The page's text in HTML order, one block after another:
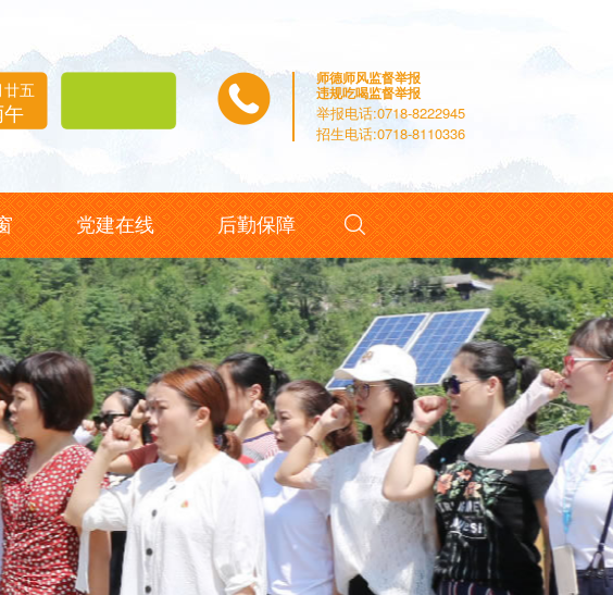
五
师德师风监督举报
违规吃喝监督举报
举报电话:0718-8222945
招生电话:0718-8110336
党建在线 后勤保障 